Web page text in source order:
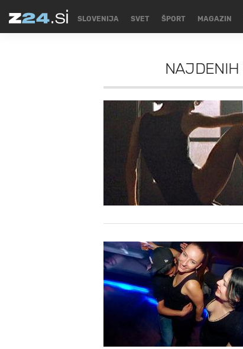
SLOVENIJA SVET ŠPORT MAGAZIN
NAJDENIH